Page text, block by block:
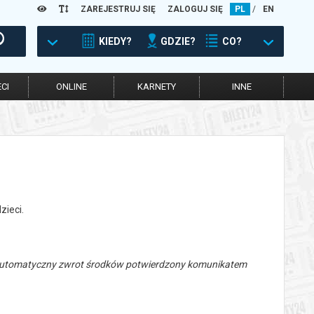
ZAREJESTRUJ SIĘ ZALOGUJ SIĘ PL / EN
KIEDY? GDZIE? CO?
ONLINE KARNETY INNE
zwrot środków potwierdzony komunikatem